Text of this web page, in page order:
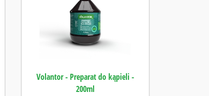
Volantor - Preparat do kąpieli -
200ml